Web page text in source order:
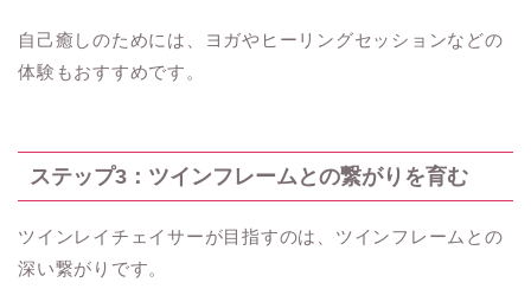
自己癒しのためには、ヨガやヒーリングセッションなどの
体験もおすすめです。
ステップ3：ツインフレームとの繋がりを育む
ツインレイチェイサーが目指すのは、ツインフレームとの
深い繋がりです。